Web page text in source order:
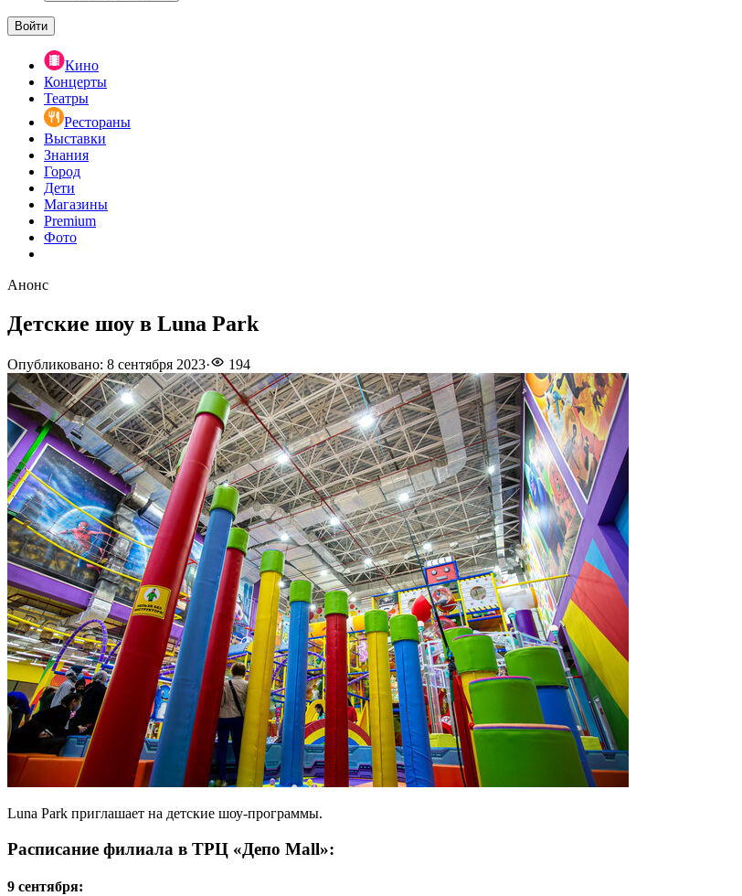
Войти
Кино
Концерты
Театры
Рестораны
Выставки
Знания
Город
Дети
Магазины
Premium
Фото
Анонс
Детские шоу в Luna Park
Опубликовано: 8 сентября 2023· 194
Luna Park приглашает на детские шоу-программы.
Расписание филиала в ТРЦ «Депо Mall»:
9 cентября: